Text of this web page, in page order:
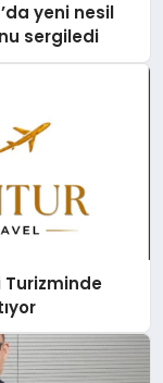
yeni nesil
sergiledi
Turizminde